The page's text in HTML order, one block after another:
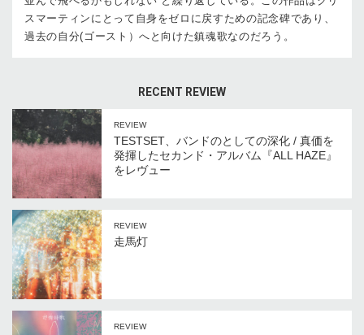
スマーティンにとって自身をゼロに戻すための記念碑であり、
過去の自分(ゴースト）へと向けた鎮魂歌なのだろう。
RECENT REVIEW
REVIEW
TESTSET、バンドのとしての深化 / 真価を
発揮したセカンド・アルバム『ALL HAZE』
をレヴュー
REVIEW
走馬灯
REVIEW